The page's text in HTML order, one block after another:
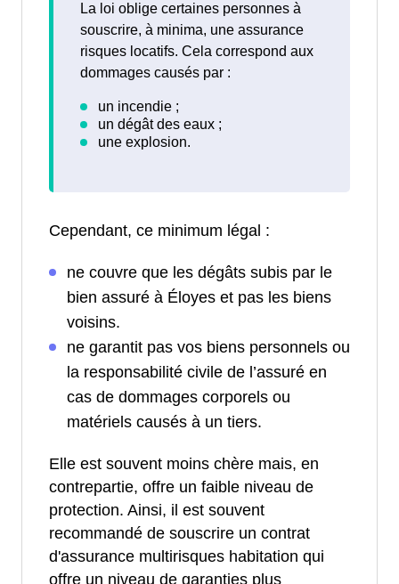
La loi oblige certaines personnes à
souscrire, à minima, une assurance
risques locatifs. Cela correspond aux
dommages causés par :
Cependant, ce minimum légal :
ne couvre que les dégâts subis par le
bien assuré à Éloyes et pas les biens
voisins.
ne garantit pas vos biens personnels ou
la responsabilité civile de l’assuré en
cas de dommages corporels ou
matériels causés à un tiers.
Elle est souvent moins chère mais, en
contrepartie, offre un faible niveau de
protection. Ainsi, il est souvent
recommandé de souscrire un contrat
d'assurance multirisques habitation qui
offre un niveau de garanties plus